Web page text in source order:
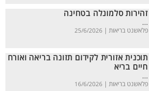
זהירות סלמונלה בטחינה
...
פלאשנט בריאות | 25/6/2026
תוכנית אזורית לקידום תזונה בריאה ואורח
חיים בריא
...
פלאשנט בריאות | 16/6/2026